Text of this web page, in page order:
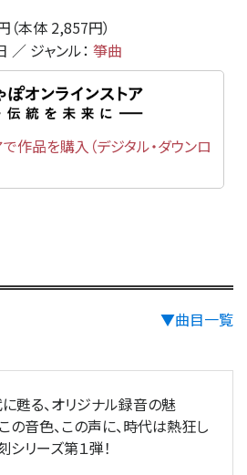
（本体 2,857円）
ジャンル： 箏曲
作品を購入（デジタル・ダウンロ
▼曲目一覧
甦る、オリジナル録音の魅
の音色、この声に、時代は熱狂し
シリーズ第１弾！